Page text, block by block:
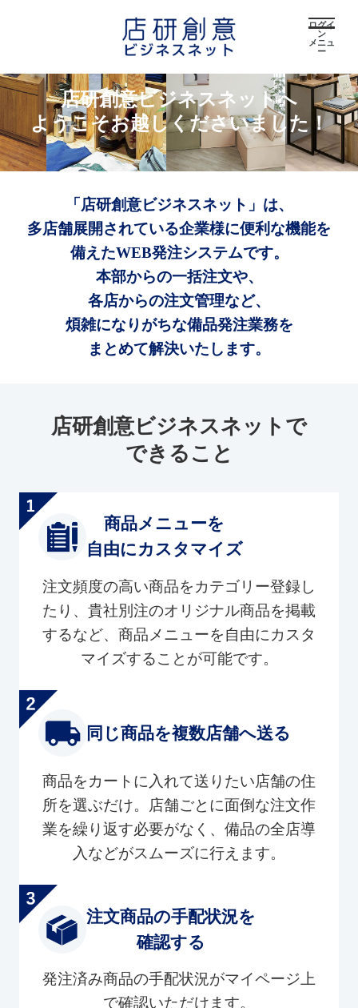
ログイ
ン
メニュ
ー
店研創意ビジネスネットへ
ようこそお越しくださいました！
「店研創意ビジネスネット」は、
多店舗展開されている企業様に便利な機能を
備えたWEB発注システムです。
本部からの一括注文や、
各店からの注文管理など、
煩雑になりがちな備品発注業務を
まとめて解決いたします。
店研創意ビジネスネットで
できること
商品メニューを
自由にカスタマイズ
注文頻度の高い商品をカテゴリー登録し
たり、貴社別注のオリジナル商品を掲載
するなど、商品メニューを自由にカスタ
マイズすることが可能です。
同じ商品を複数店舗へ送る
商品をカートに入れて送りたい店舗の住
所を選ぶだけ。店舗ごとに面倒な注文作
業を繰り返す必要がなく、備品の全店導
入などがスムーズに行えます。
注文商品の手配状況を
確認する
発注済み商品の手配状況がマイページ上
で確認いただけます。